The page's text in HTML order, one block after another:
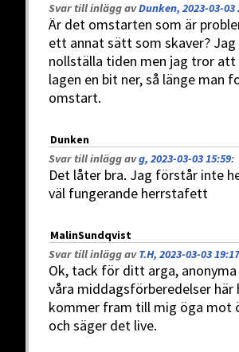
Svar till inlägg avDunken, 2023-03-03
Är det omstarten som är
ett annat sätt som skaver?
nollställa tiden men jag tror
lagen en bit ner, så länge man
omstart.
Dunken
Svar till inlägg avg, 2023-03-03 15:59:
Det låter bra. Jag förstår inte
väl fungerande herrstafett
MalinSundqvist
Svar till inlägg avT.H, 2023-03-03 19:17
Ok, tack för ditt arga,
våra middagsförberedelser
kommer fram till mig öga mot
och säger det live.